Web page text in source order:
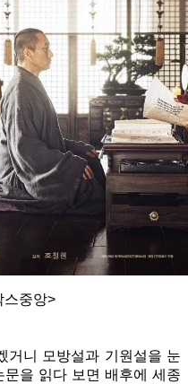
스중앙>
거니 모방설과 기원설을 눈
을 읽다 보면 배후에 세종